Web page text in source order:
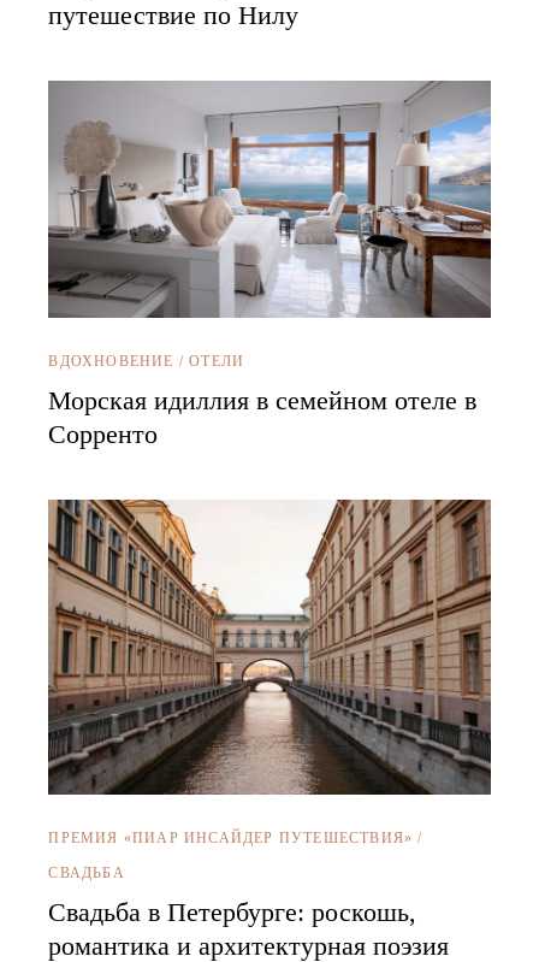
путешествие по Нилу
ВДОХНОВЕНИЕ /ОТЕЛИ
Морская идиллия в семейном отеле в
Сорренто
ПРЕМИЯ «ПИАР ИНСАЙДЕР ПУТЕШЕСТВИЯ» /
СВАДЬБА
Свадьба в Петербурге: роскошь,
романтика и архитектурная поэзия